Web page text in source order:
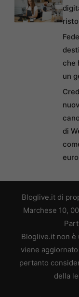
che
un
di
Bloglive.it di
Marchese 10,
Bloglive.it non è
viene
pertanto
della